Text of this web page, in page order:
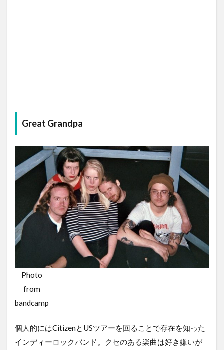
Great Grandpa
Photo
from
bandcamp
個人的にはCitizenとUSツアーを回ることで存在を知った
インディーロックバンド。クセのある楽曲は好き嫌いが